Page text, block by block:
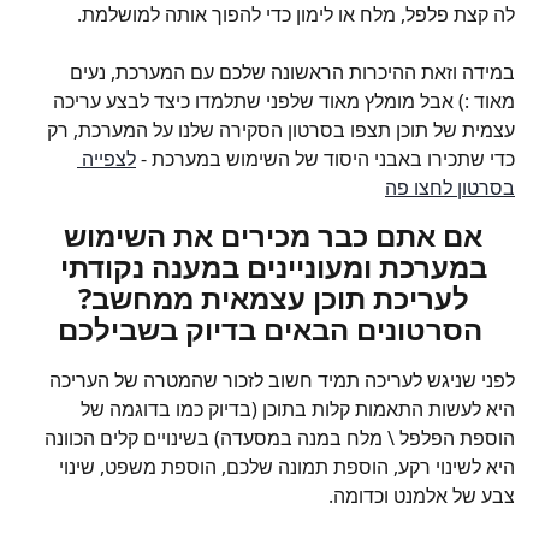
לה קצת פלפל, מלח או לימון כדי להפוך אותה למושלמת.
במידה וזאת ההיכרות הראשונה שלכם עם המערכת, נעים
מאוד :) אבל מומלץ מאוד שלפני שתלמדו כיצד לבצע עריכה
עצמית של תוכן תצפו בסרטון הסקירה שלנו על המערכת, רק
כדי שתכירו באבני היסוד של השימוש במערכת - לצפייה
בסרטון לחצו פה
אם אתם כבר מכירים את השימוש
במערכת ומעוניינים במענה נקודתי
לעריכת תוכן עצמאית ממחשב?
הסרטונים הבאים בדיוק בשבילכם
לפני שניגש לעריכה תמיד חשוב לזכור שהמטרה של העריכה
היא לעשות התאמות קלות בתוכן (בדיוק כמו בדוגמה של
הוספת הפלפל \ מלח במנה במסעדה) בשינויים קלים הכוונה
היא לשינוי רקע, הוספת תמונה שלכם, הוספת משפט, שינוי
צבע של אלמנט וכדומה.